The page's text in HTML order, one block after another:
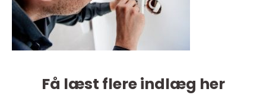
Få læst flere indlæg her